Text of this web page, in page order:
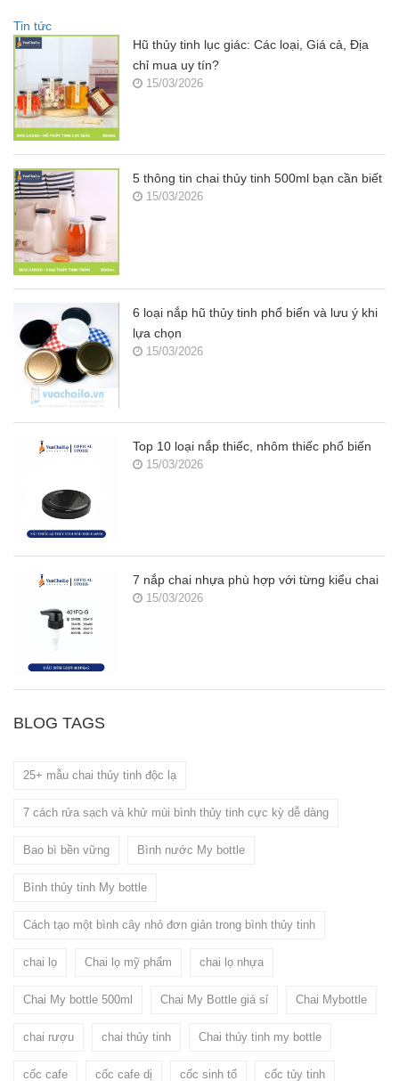
Tin tức
Hũ thủy tinh lục giác: Các loại, Giá cả, Địa
chỉ mua uy tín?
15/03/2026
5 thông tin chai thủy tinh 500ml bạn cần biết
15/03/2026
6 loại nắp hũ thủy tinh phổ biến và lưu ý khi
lựa chọn
15/03/2026
Top 10 loại nắp thiếc, nhôm thiếc phổ biến
15/03/2026
7 nắp chai nhựa phù hợp với từng kiểu chai
15/03/2026
BLOG TAGS
25+ mẫu chai thủy tinh độc lạ
7 cách rửa sạch và khử mùi bình thủy tinh cực kỳ dễ dàng
Bao bì bền vững Bình nước My bottle
Bình thủy tinh My bottle
Cách tạo một bình cây nhỏ đơn giản trong bình thủy tinh
chai lọ Chai lọ mỹ phẩm chai lọ nhựa
Chai My bottle 500ml Chai My Bottle giá sỉ Chai Mybottle
chai rượu chai thủy tinh Chai thủy tinh my bottle
cốc cafe cốc cafe dị cốc sinh tố cốc tủy tinh